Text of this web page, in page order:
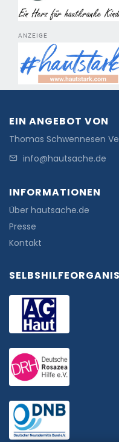
ANZEIGE
EIN ANGEBOT VON
Thomas Schwennesen
info@hautsache.de
INFORMATIONEN
Über hautsache.de
Presse
Kontakt